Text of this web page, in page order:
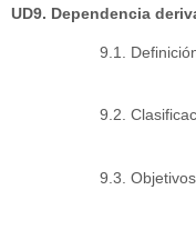
UD9. Dependencia
9.1.
9.2.
9.3.